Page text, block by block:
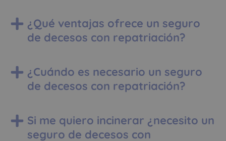
¿Se puede contratar para toda la
familia?
¿Por qué elegir un seguro de
decesos con repatriación?
¿Qué cubre la repatriación?